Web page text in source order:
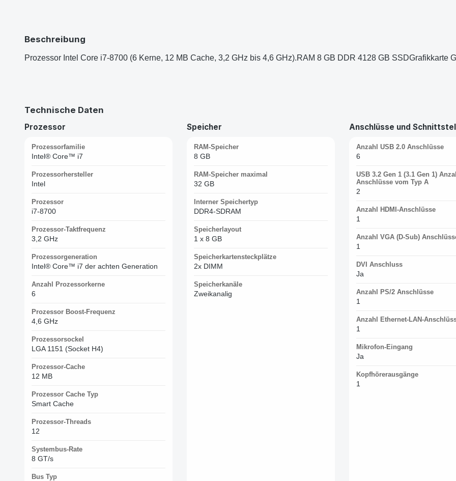
Beschreibung
Prozessor Intel Core i7-8700 (6 Kerne, 12 MB Cache, 3,2 GHz bis 4,6 GHz).RAM 8 GB DDR 4128 GB SSDGrafikkarte
Technische Daten
Prozessor
Prozessorfamilie
Intel® Core™ i7
Prozessorhersteller
Intel
Prozessor
i7-8700
Prozessor-Taktfrequenz
3,2 GHz
Prozessorgeneration
Intel® Core™ i7 der achten Generation
Anzahl Prozessorkerne
6
Prozessor Boost-Frequenz
4,6 GHz
Prozessorsockel
LGA 1151 (Socket H4)
Prozessor-Cache
12 MB
Prozessor Cache Typ
Smart Cache
Prozessor-Threads
12
Systembus-Rate
8 GT/s
Bus Typ
Speicher
RAM-Speicher
8 GB
RAM-Speicher maximal
32 GB
Interner Speichertyp
DDR4-SDRAM
Speicherlayout
1 x 8 GB
Speicherkartensteckplätze
2x DIMM
Speicherkanäle
Zweikanalig
Anschlüsse und
Anzahl USB 2.0 Anschlüsse
6
USB 3.2 Gen 1 (3.1 Gen 1)
Anschlüsse vom Typ A
2
Anzahl HDMI-Anschlüsse
1
Anzahl VGA (D-Sub)
1
DVI Anschluss
Ja
Anzahl PS/2 Anschlüsse
1
Anzahl Ethernet-LAN-
1
Mikrofon-Eingang
Ja
Kopfhörerausgänge
1